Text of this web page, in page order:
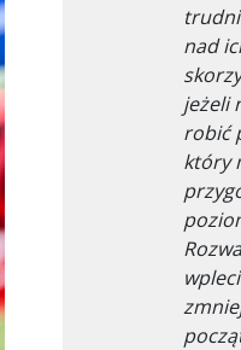
nad
jeżeli
robić
który